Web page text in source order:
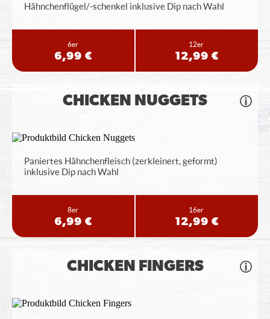
Hähnchenflügel/-schenkel inklusive Dip nach Wahl
6er
6,99 €
12er
12,99 €
CHICKEN NUGGETS
Paniertes Hähnchenfleisch (zerkleinert, geformt)
inklusive Dip nach Wahl
8er
6,99 €
16er
12,99 €
CHICKEN FINGERS